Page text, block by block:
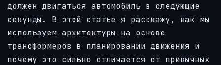
должен двигаться автомобиль в следующие
секунды. В этой статье я расскажу, как мы
используем архитектуры на основе
трансформеров в планировании движения и
почему это сильно отличается от привычных